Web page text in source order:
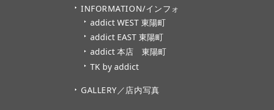
INFORMATION/インフォ
addict WEST 東陽町
addict EAST 東陽町
addict 本店 東陽町
TK by addict
GALLERY／店内写真